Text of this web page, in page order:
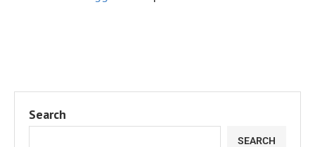
Search
SEARCH